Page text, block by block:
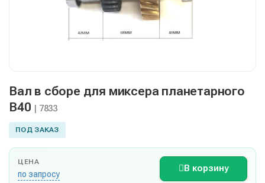
Вал в сборе для миксера планетарного
В40 | 7833
ПОД ЗАКАЗ
ЦЕНА
по запросу
В корзину